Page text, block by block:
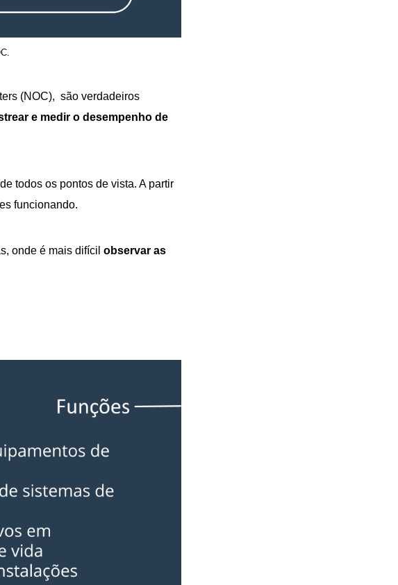
(NOC), são verdadeiros
e medir o desempenho de
todos os pontos de vista. A partir
funcionando.
onde é mais difícil observar as